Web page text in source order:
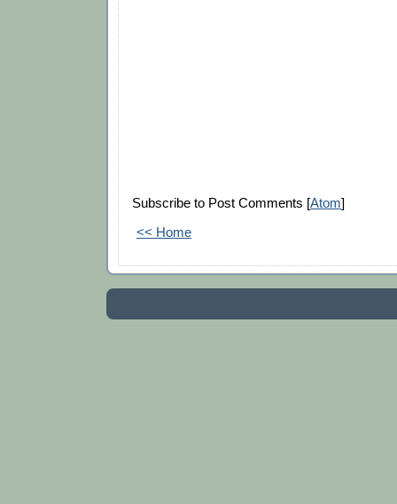
Subscribe to Post Comments [Atom]
<< Home